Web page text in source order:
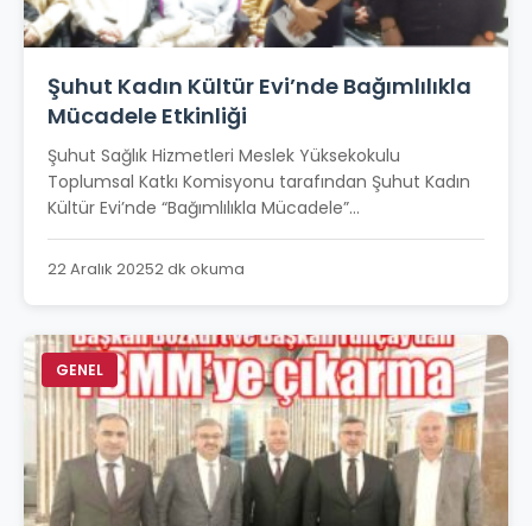
Şuhut Kadın Kültür Evi’nde Bağımlılıkla
Mücadele Etkinliği
Şuhut Sağlık Hizmetleri Meslek Yüksekokulu
Toplumsal Katkı Komisyonu tarafından Şuhut Kadın
Kültür Evi’nde “Bağımlılıkla Mücadele”...
22 Aralık 20252 dk okuma
GENEL